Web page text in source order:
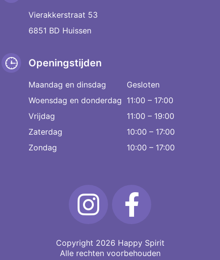
Vierakkerstraat 53
6851 BD Huissen
Openingstijden
Maandag en dinsdag
Gesloten
Woensdag en donderdag 11:00 – 17:00
Vrijdag
11:00 – 19:00
Zaterdag
10:00 – 17:00
Zondag
10:00 – 17:00
Copyright 2026 Happy Spirit
Alle rechten voorbehouden